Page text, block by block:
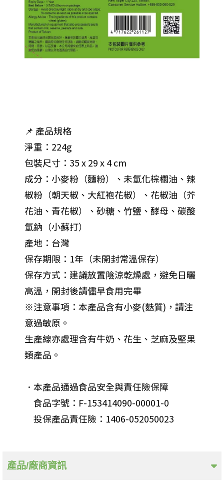
📌 產品規格
淨重：224g
包裝尺寸：35 x 29 x 4 cm
成分：小麥粉（麵粉）、未氫化棕櫚油、辣
椒粉（朝天椒、大紅袍花椒）、花椒油（芥
花油、青花椒）、砂糖、竹鹽、酵母、碳酸
氫鈉（小蘇打）
產地：台灣
保存期限：1年（未開封常溫保存）
保存方式：建議放置陰涼乾燥處，避免日曬
高溫，開封後請儘早食用完畢
※注意事項：本產品含有小麥(麩質)，請注
意過敏原。
生產線亦處理含有牛奶、花生、芝麻及堅果
類產品。
．本產品通過食品安全與責任險保障
食品字號：F-153414090-00001-0
投保產品責任險：1406-052050023
產品/廠商資訊